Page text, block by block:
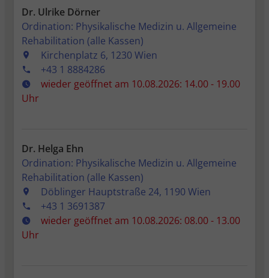
Dr. Ulrike Dörner
Ordination: Physikalische Medizin u. Allgemeine
Rehabilitation (alle Kassen)
Kirchenplatz 6, 1230 Wien
+43 1 8884286
wieder geöffnet am 10.08.2026: 14.00 - 19.00
Uhr
Dr. Helga Ehn
Ordination: Physikalische Medizin u. Allgemeine
Rehabilitation (alle Kassen)
Döblinger Hauptstraße 24, 1190 Wien
+43 1 3691387
wieder geöffnet am 10.08.2026: 08.00 - 13.00
Uhr
speichert nicht-personenbezogene
Informationen, wie z.B. die Anzahl der
Besuche oder Tage seit dem letzten
Besuch.
_pk_ref.*
Speicherdauer: 6 Monate
Dient zum Speicher des Referrers. Das ist
_pk_ses.*, _pk_cvar.*, _pk_hsr.*
Speicherdauer: 30 Minuten
Kurzlebige Cookies, mit denen nicht-
personenbezogene Daten über den
Besuch vorübergehend gespeichert
werden